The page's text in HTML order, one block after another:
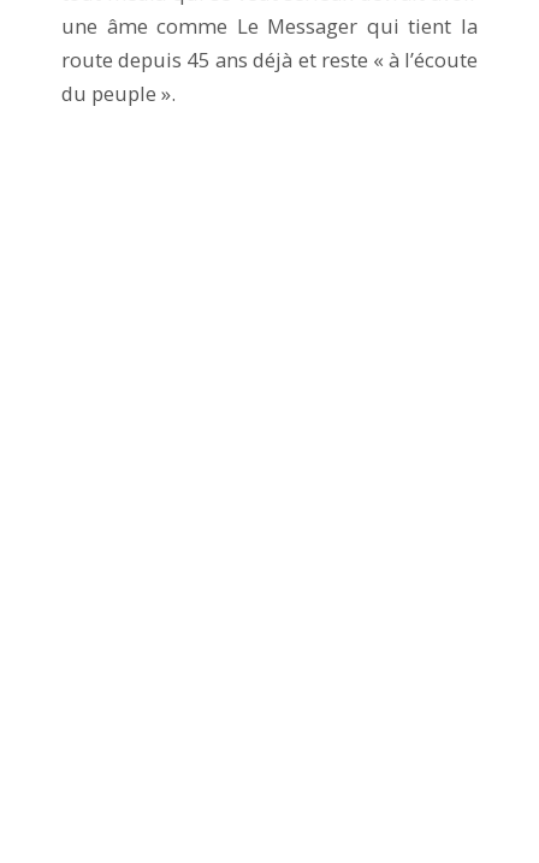
une âme comme Le Messager qui tient la
route depuis 45 ans déjà et reste « à l’écoute
du peuple ».